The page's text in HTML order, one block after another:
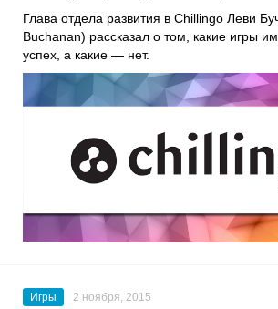
Глава отдела развития в Chillingo Леви
Buchanan) рассказал о том, какие игры
успех, а какие — нет.
Игры 2 ноября, 2015